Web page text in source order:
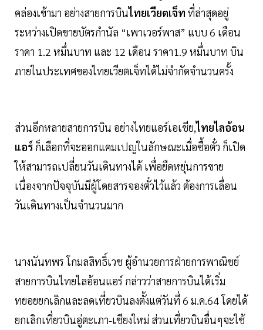
คล่องเข้ามา อย่างสายการบินไทยเวียตเจ็ท ที่ล่าสุดอยู่
ระหว่างเปิดขายบัตรกำนัล “เพาเวอร์พาส” แบบ 6 เดือน
ราคา 1.2 หมื่นบาท และ 12 เดือน ราคา1.9 หมื่นบาท บิน
ภายในประเทศของไทยเวียตเจ็ทได้ไม่จำกัดจำนวนครั้ง
ส่วนอีกหลายสายการบิน อย่างไทยแอร์เอเชีย,ไทยไลอ้อน
แอร์ ก็เลือกที่จะออกแคมเปญในลักษณะเมื่อซื้อตั๋ว ก็เปิด
ให้สามารถเปลี่ยนวันเดินทางได้ เพื่อยืดหยุ่นการขาย
เนื่องจากปัจจุบันมีผู้โดยสารจองตั๋วไว้แล้ว ต้องการเลื่อน
วันเดินทางเป็นจำนวนมาก
นางนันทพร โกมลสิทธิ์เวช ผู้อำนวยการฝ่ายการพาณิชย์
สายการบินไทยไลอ้อนแอร์ กล่าวว่าสายการบินได้เริ่ม
ทยอยยกเลิกและลดเที่ยวบินลงตั้งแต่วันที่ 6 ม.ค.64 โดยได้
ยกเลิกเที่ยวบินอู่ตะเภา-เชียงใหม่ ส่วนเที่ยวบินอื่นๆจะใช้